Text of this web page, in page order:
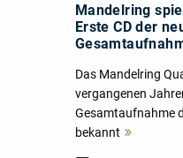
Mandelring
Erste CD der
Das Mandelring
vergangenen
Gesamtaufnahme
bekannt